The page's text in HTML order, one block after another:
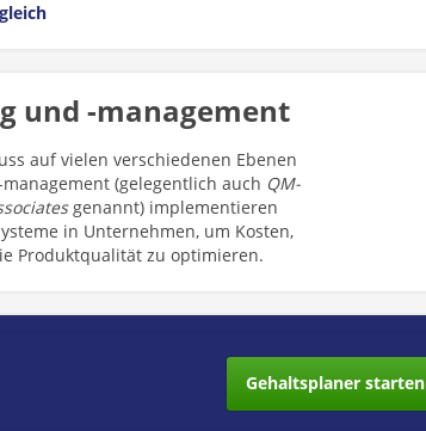
und -management
auf vielen verschiedenen Ebenen
(gelegentlich auch QM-
genannt) implementieren
in Unternehmen, um Kosten,
Produktqualität zu optimieren.
Gehaltsplaner starten